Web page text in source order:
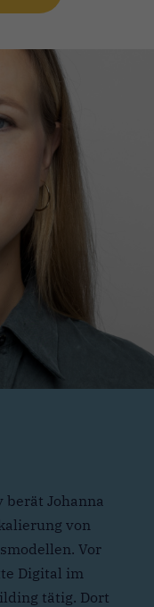
berät Johanna
von
Vor
Digital im
tätig. Dort